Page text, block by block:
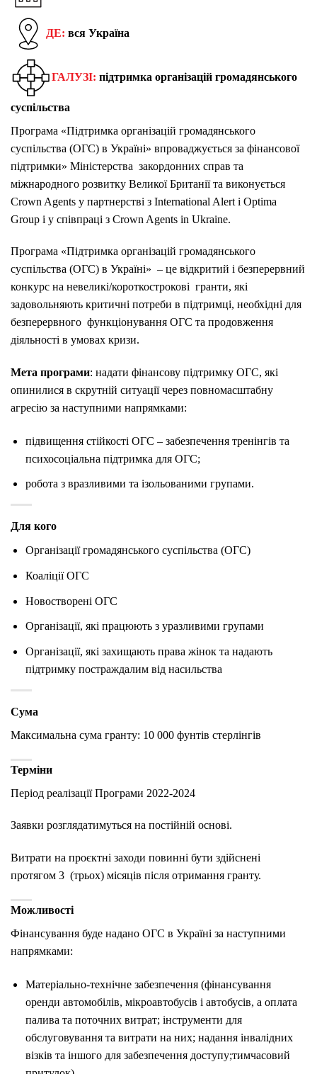
ДЕ: вся Україна
ГАЛУЗІ: підтримка організацій громадянського
суспільства
Програма «Підтримка організацій громадянського
суспільства (ОГС) в Україні» впроваджується за фінансової
підтримки» Міністерства закордонних справ та
міжнародного розвитку Великої Британії та виконується
Crown Agents у партнерстві з International Alert і Optima
Group і у співпраці з Crown Agents in Ukraine.
Програма «Підтримка організацій громадянського
суспільства (ОГС) в Україні» – це відкритий і безперервний
конкурс на невеликі/короткострокові гранти, які
задовольняють критичні потреби в підтримці, необхідні для
безперервного функціонування ОГС та продовження
діяльності в умовах кризи.
Мета програми: надати фінансову підтримку ОГС, які
опинилися в скрутній ситуації через повномасштабну
агресію за наступними напрямками:
підвищення стійкості ОГС – забезпечення тренінгів та
психосоціальна підтримка для ОГС;
робота з вразливими та ізольованими групами.
Для кого
Організації громадянського суспільства (ОГС)
Коаліції ОГС
Новостворені ОГС
Організації, які працюють з уразливими групами
Організації, які захищають права жінок та надають
підтримку постраждалим від насильства
Сума
Максимальна сума гранту: 10 000 фунтів стерлінгів
Терміни
Період реалізації Програми 2022-2024
Заявки розглядатимуться на постійній основі.
Витрати на проєктні заходи повинні бути здійснені
протягом 3 (трьох) місяців після отримання гранту.
Можливості
Фінансування буде надано ОГС в Україні за наступними
напрямками:
Матеріально-технічне забезпечення (фінансування
оренди автомобілів, мікроавтобусів і автобусів, а оплата
палива та поточних витрат; інструменти для
обслуговування та витрати на них; надання інвалідних
візків та іншого для забезпечення доступу;тимчасовий